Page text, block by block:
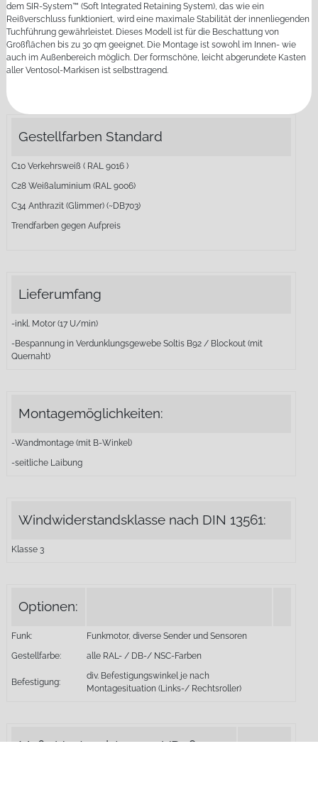
dem SIR-System™ (Soft Integrated Retaining System), das wie ein
Reißverschluss funktioniert, wird eine maximale Stabilität der innenliegenden
Tuchführung gewährleistet. Dieses Modell ist für die Beschattung von
Großflächen bis zu 30 qm geeignet. Die Montage ist sowohl im Innen- wie
auch im Außenbereich möglich. Der formschöne, leicht abgerundete Kasten
aller Ventosol-Markisen ist selbsttragend.
Gestellfarben Standard
C10 Verkehrsweiß ( RAL 9016 )
C28 Weißaluminium (RAL 9006)
C34 Anthrazit (Glimmer) (~DB703)
Trendfarben gegen Aufpreis
Lieferumfang
-inkl. Motor (17 U/min)
-Bespannung in Verdunklungsgewebe Soltis B92 / Blockout (mit
Quernaht)
Montagemöglichkeiten:
-Wandmontage (mit B-Winkel)
-seitliche Laibung
Windwiderstandsklasse nach DIN 13561:
Klasse 3
Optionen:
Funk:
Funkmotor, diverse Sender und Sensoren
Gestellfarbe:
alle RAL- / DB-/ NSC-Farben
Befestigung:
div. Befestigungswinkel je nach
Montagesituation (Links-/ Rechtsroller)
Maße Ventosol-Lunero VD5600: